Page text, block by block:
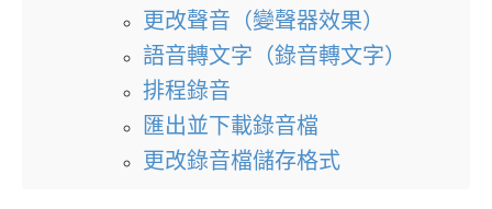
更改聲音（變聲器效果）
語音轉文字（錄音轉文字）
排程錄音
匯出並下載錄音檔
更改錄音檔儲存格式